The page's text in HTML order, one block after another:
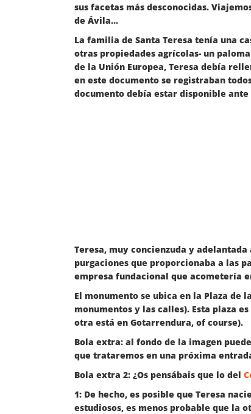
sus facetas más desconocidas.
de Ávila…
La familia de Santa Teresa tenía una
otras propiedades agrícolas- un
de la Unión Europea, Teresa debía
en este documento se registraban
documento debía estar disponible
Teresa, muy concienzuda y
purgaciones que proporcionaba a las
empresa fundacional que acometería
El monumento se ubica en la Plaza de
monumentos y las calles). Esta plaza
otra está en Gotarrendura, of course).
Bola extra: al fondo de la imagen
que trataremos en una próxima
Bola extra 2: ¿Os pensábais que lo del
1: De hecho, es posible que Teresa
estudiosos, es menos probable que la